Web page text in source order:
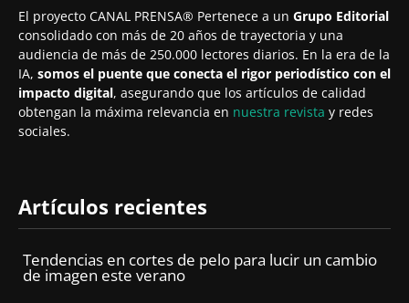
El proyecto CANAL PRENSA® Pertenece a un Grupo Editorial
consolidado con más de 20 años de trayectoria y una
audiencia de más de 250.000 lectores diarios. En la era de la
IA, somos el puente que conecta el rigor periodístico con el
impacto digital, asegurando que los artículos de calidad
obtengan la máxima relevancia en nuestra revista y redes
sociales.
Artículos recientes
Tendencias en cortes de pelo para lucir un cambio
de imagen este verano